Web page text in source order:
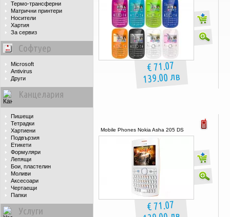
Термо-трансферни
Матрични принтери
Носители
Хартия
За сервиз
Софтуер
Microsoft
Antivirus
Други
Канцелария
Пишещи
Тетрадки
Хартиени
Подвързия
Етикети
Формуляри
Лепящи
Бои, пластелин
Моливи
Аксесоари
Чертаещи
Папки
Услуги
€ 71.07
139.00 лв
Mobile Phones Nokia Asha 205 DS
€ 71.07